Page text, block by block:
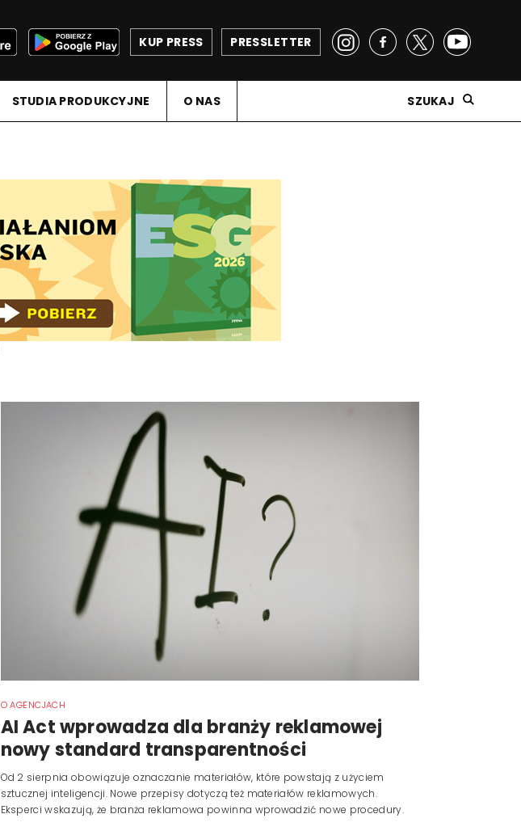
PRESSLETTER
KUP PRESS
STUDIA PRODUKCYJNE O NAS SZUKAJ
O AGENCJACH
AI Act wprowadza dla branży reklamowej
nowy standard transparentności
Od 2 sierpnia obowiązuje oznaczanie materiałów, które powstają z użyciem
sztucznej inteligencji. Nowe przepisy dotyczą też materiałów reklamowych.
Eksperci wskazują, że branża reklamowa powinna wprowadzić nowe procedury.